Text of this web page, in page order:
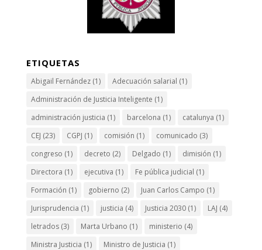
ETIQUETAS
Abigail Fernández(1) Adecuación salarial (1)
Administración de Justicia Inteligente (1)
administración justicia (1) barcelona (1) catalunya (1)
CEJ (23) CGPJ (1) comisión (1) comunicado (3)
congreso (1) decreto (2) Delgado (1) dimisión (1)
Directora (1) ejecutiva (1) Fe pública judicial (1)
Formación (1) gobierno (2) Juan Carlos Campo (1)
Jurisprudencia (1) justicia (4) Justicia 2030(1) LAJ (4)
letrados(3) Marta Urbano (1) ministerio (4)
Ministra Justicia (1) Ministro de Justicia (1)